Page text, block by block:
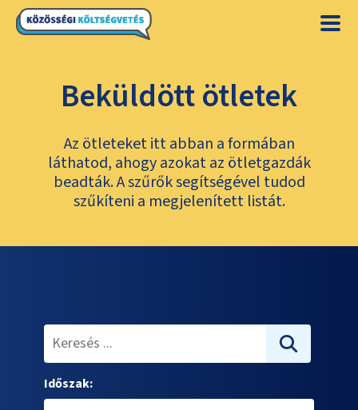
Beküldött ötletek
Az ötleteket itt abban a formában
láthatod, ahogy azokat az ötletgazdák
beadták. A szűrők segítségével tudod
szűkíteni a megjelenített listát.
Időszak: